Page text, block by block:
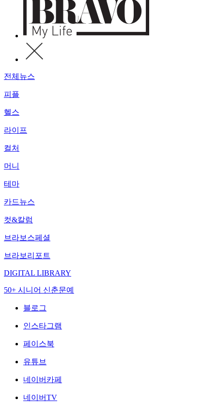
전체뉴스
피플
헬스
라이프
컬처
머니
테마
카드뉴스
컷&칼럼
브라보스페셜
브라보리포트
DIGITAL LIBRARY
50+ 시니어 신춘문예
블로그
인스타그램
페이스북
유튜브
네이버카페
네이버TV